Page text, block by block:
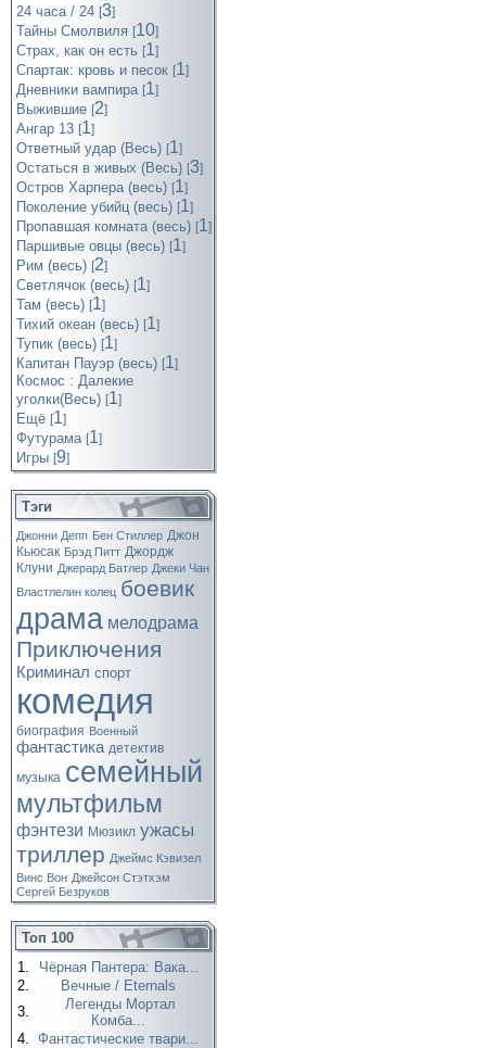
24 часа / 24 [3]
Тайны Смолвиля [10]
Страх, как он есть [1]
Спартак: кровь и песок [1]
Дневники вампира [1]
Выжившие [2]
Ангар 13 [1]
Ответный удар (Весь) [1]
Остаться в живых (Весь) [3]
Остров Харпера (весь) [1]
Поколение убийц (весь) [1]
Пропавшая комната (весь) [1]
Паршивые овцы (весь) [1]
Рим (весь) [2]
Светлячок (весь) [1]
Там (весь) [1]
Тихий океан (весь) [1]
Тупик (весь) [1]
Капитан Пауэр (весь) [1]
Космос : Далекие
уголки(Весь) [1]
Ещё [1]
Футурама [1]
Игры [9]
Тэги
Джонни Депп Бен Стиллер Джон
Кьюсак Брэд Питт Джордж
Клуни Джерард Батлер Джеки Чан
Властлелин колец боевик
драма мелодрама
Приключения
Криминал спорт
комедия
биография Военный
фантастика детектив
музыка семейный
мультфильм
фэнтези Мюзикл ужасы
триллер Джеймс Кэвизел
Винс Вон Джейсон Стэтхэм
Сергей Безруков
Топ 100
1.
Чёрная Пантера: Вака...
2.
Вечные / Eternals
3.
Легенды Мортал
Комба...
4. Фантастические твари...